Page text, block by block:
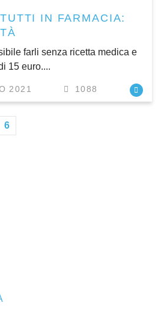
IN FARMACIA:
farli senza ricetta medica e
15 euro....
2021 1088
6